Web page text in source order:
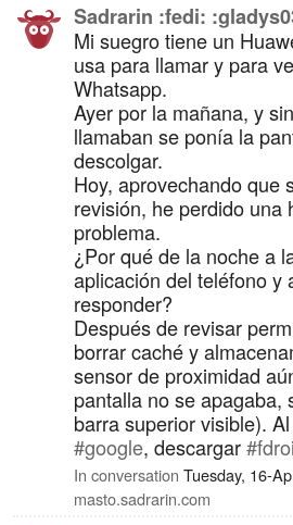
Sadrarin :fedi:
Mi suegro tiene un
usa para llamar y para
Whatsapp.
Ayer por la mañana, y
llamaban se ponía la
descolgar.
Hoy, aprovechando que
revisión, he perdido una
problema.
¿Por qué de la noche a
aplicación del teléfono y
responder?
Después de revisar
borrar caché y
sensor de proximidad
pantalla no se apagaba,
barra superior visible).
#google, descargar
Problema resuelto.
¿Cuál es la causa de
In conversation Tuesday, 16-
masto.sadrarin.com